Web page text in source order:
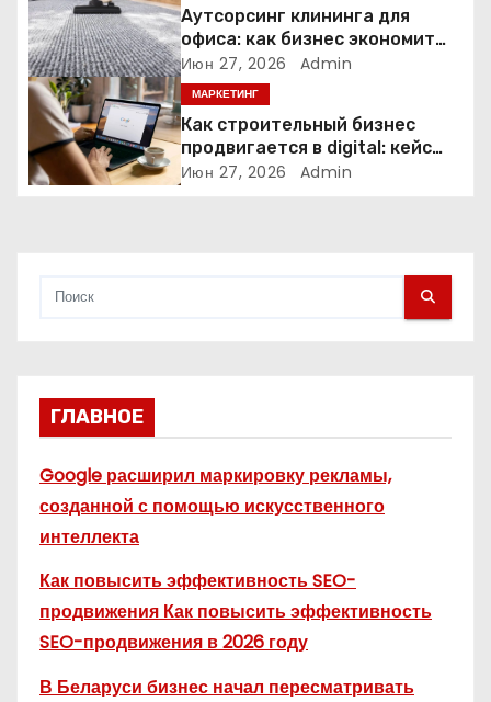
а
п
и
с
Аутсорсинг клининга для
офиса: как бизнес экономит
время и деньги на уборке
Июн 27, 2026 Admin
МАРКЕТИНГ
Как строительный бизнес
продвигается в digital: кейс
нишевых услуг
Июн 27, 2026 Admin
ГЛАВНОЕ
Google расширил маркировку рекламы,
созданной с помощью искусственного
интеллекта
Как повысить эффективность SEO-
продвижения Как повысить эффективность
SEO-продвижения в 2026 году
В Беларуси бизнес начал пересматривать